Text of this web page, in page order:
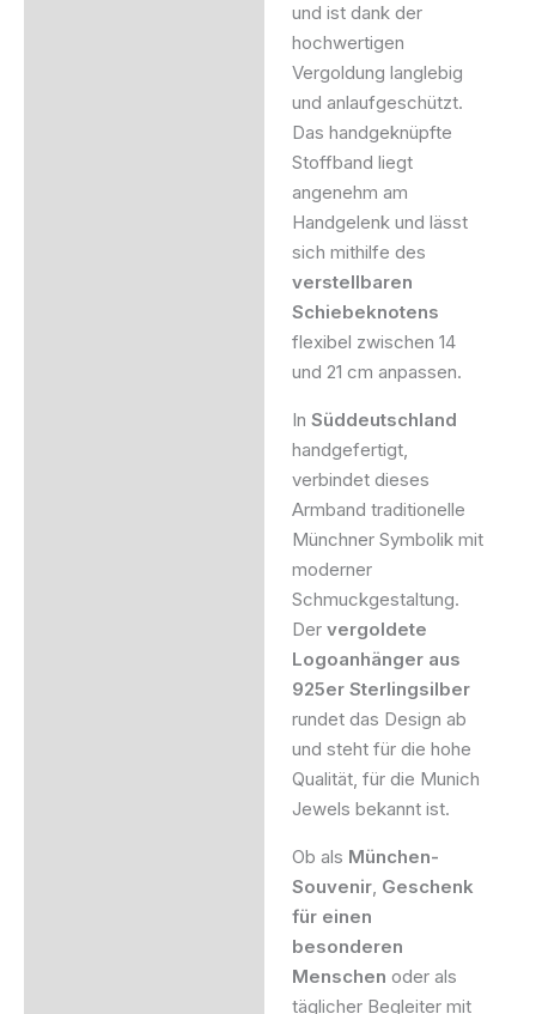
und ist dank der
hochwertigen
Vergoldung langlebig
und anlaufgeschützt.
Das handgeknüpfte
Stoffband liegt
angenehm am
Handgelenk und lässt
sich mithilfe des
verstellbaren
Schiebeknotens
flexibel zwischen 14
und 21 cm anpassen.
In Süddeutschland
handgefertigt,
verbindet dieses
Armband traditionelle
Münchner Symbolik mit
moderner
Schmuckgestaltung.
Der vergoldete
Logoanhänger aus
925er Sterlingsilber
rundet das Design ab
und steht für die hohe
Qualität, für die Munich
Jewels bekannt ist.
Ob als München-
Souvenir, Geschenk
für einen
besonderen
Menschen oder als
täglicher Begleiter mit